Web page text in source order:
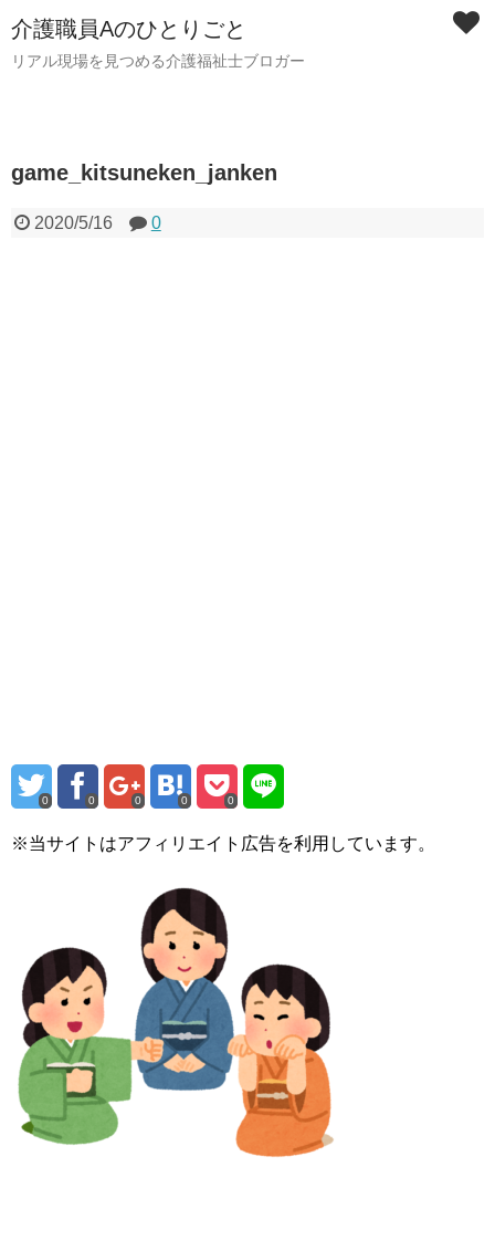
介護職員Aのひとりごと
リアル現場を見つめる介護福祉士ブロガー
game_kitsuneken_janken
2020/5/16 0
0 0 0 0 0
※当サイトはアフィリエイト広告を利用しています。